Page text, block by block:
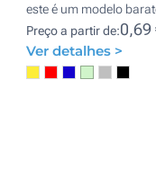
este é um modelo
Preço a partir de:0,69
Ver detalhes >